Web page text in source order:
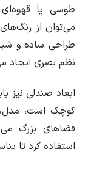
طوسی یا
می‌توان از
طراحی ساده و
نظم بصری ایجاد
ابعاد صندلی نیز
کوچک است،
فضاهای بزرگ
استفاده کرد تا